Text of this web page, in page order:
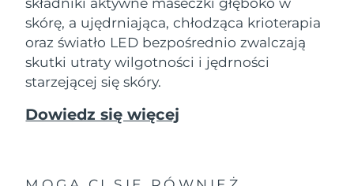
skórę, a ujędrniająca, chłodząca krioterapia
oraz światło LED bezpośrednio zwalczają
skutki utraty wilgotności i jędrności
starzejącej się skóry.
Dowiedz się więcej